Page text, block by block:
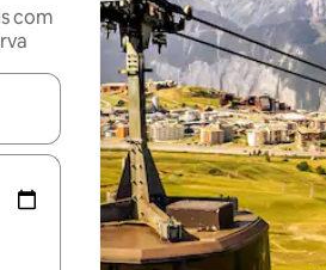
com
os usando as seta para cima e